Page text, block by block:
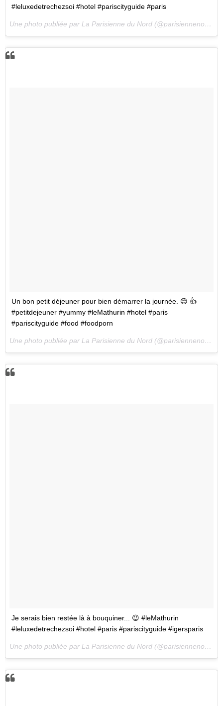
#leluxedetrechezsoi #hotel #pariscityguide #paris
Une photo publiée par La Parisienne du Nord (@parisiennenord) le
Un bon petit déjeuner pour bien démarrer la journée. 😊 👍
#petitdejeuner #yummy #leMathurin #hotel #paris
#pariscityguide #food #foodporn
Une photo publiée par La Parisienne du Nord (@parisiennenord) le
Je serais bien restée là à bouquiner... 😉 #leMathurin
#leluxedetrechezsoi #hotel #paris #pariscityguide #igersparis
Une photo publiée par La Parisienne du Nord (@parisiennenord) le